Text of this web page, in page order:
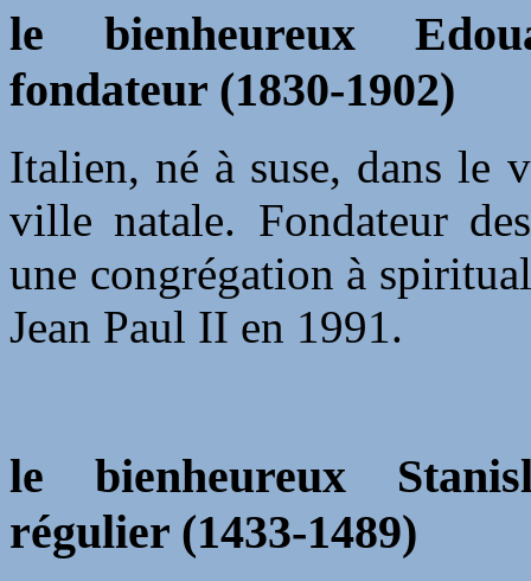
le bienheureux
fondateur (1830-1902)
Italien, né à suse, dans le
ville natale. Fondateur
une congrégation à
Jean Paul II en 1991.
le bienheureux
régulier (1433-1489)